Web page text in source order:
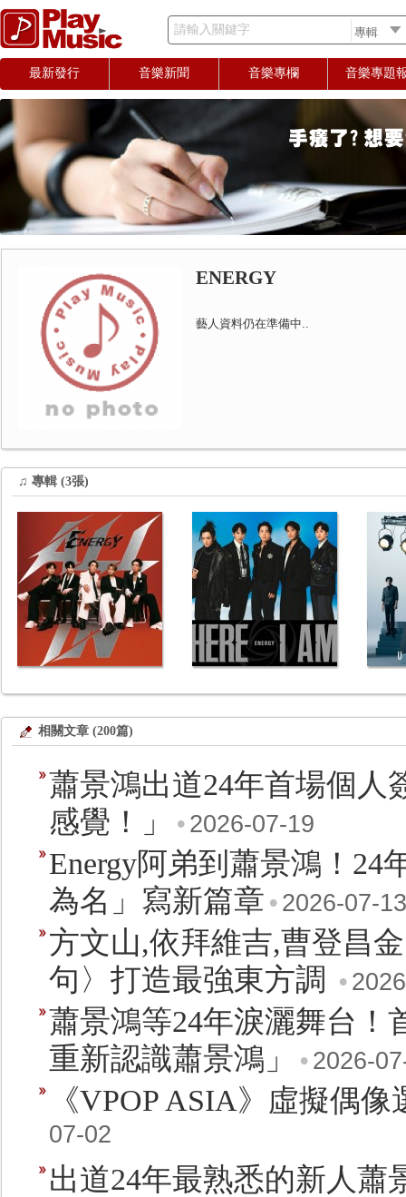
請輸入關鍵字
最新發行 音樂新聞 音樂專欄 音樂專題
ENERGY
藝人資料仍在準備中..
♫ 專輯 (3張)
相關文章 (200篇)
蕭景鴻出道24年首場個人
感覺！」
• 2026-07-19
Energy阿弟到蕭景鴻！24
為名」寫新篇章 • 2026-07-13
方文山,依拜維吉,曹登昌
句〉打造最強東方調
•
蕭景鴻等24年淚灑舞台！
重新認識蕭景鴻」
• 2026-
《VPOP ASIA》虛擬偶
07-02
出道24年最熟悉的新人蕭